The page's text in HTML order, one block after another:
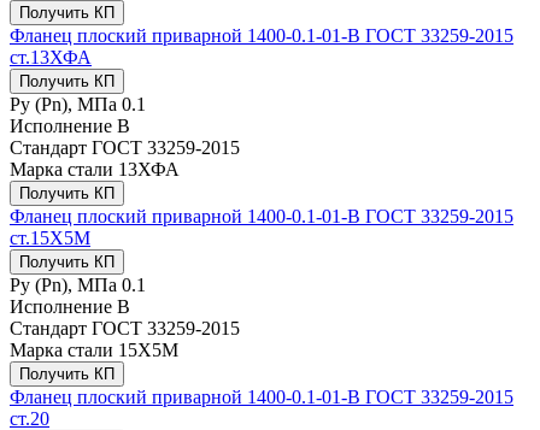
Получить КП
Фланец плоский приварной 1400-0.1-01-B ГОСТ 33259-2015
ст.13ХФА
Получить КП
Ру (Рn), МПа 0.1
Исполнение B
Стандарт ГОСТ 33259-2015
Марка стали 13ХФА
Получить КП
Фланец плоский приварной 1400-0.1-01-B ГОСТ 33259-2015
ст.15Х5М
Получить КП
Ру (Рn), МПа 0.1
Исполнение B
Стандарт ГОСТ 33259-2015
Марка стали 15Х5М
Получить КП
Фланец плоский приварной 1400-0.1-01-B ГОСТ 33259-2015
ст.20